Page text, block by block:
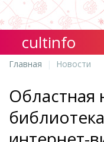
cultinfo
Главная Новости
Областная